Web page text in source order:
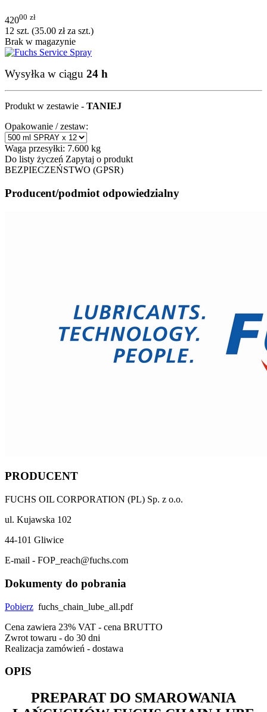
42000 zł
12 szt. (35.00 złza szt.)
Brak w magazynie
Wysyłka w ciągu 24 h
Produkt w zestawie - TANIEJ
Opakowanie / zestaw:
Waga przesyłki: 7.600 kg
Do listy życzeń Zapytaj o produkt
BEZPIECZEŃSTWO (GPSR)
Producent/podmiot odpowiedzialny
PRODUCENT
FUCHS OIL CORPORATION (PL) Sp. z o.o.
ul. Kujawska 102
44-101 Gliwice
E-mail - FOP_reach@fuchs.com
Dokumenty do pobrania
Pobierz fuchs_chain_lube_all.pdf
Cena zawiera 23% VAT - cena BRUTTO
Zwrot towaru - do 30 dni
Realizacja zamówień - dostawa
OPIS
PREPARAT DO SMAROWANIA